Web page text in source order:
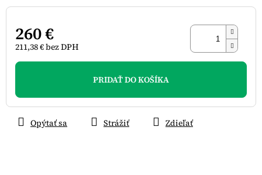
260 €
211,38 € bez DPH
Jednotková
PRIDAŤ DO KOŠÍKA
Opýtať sa Strážiť Zdieľať